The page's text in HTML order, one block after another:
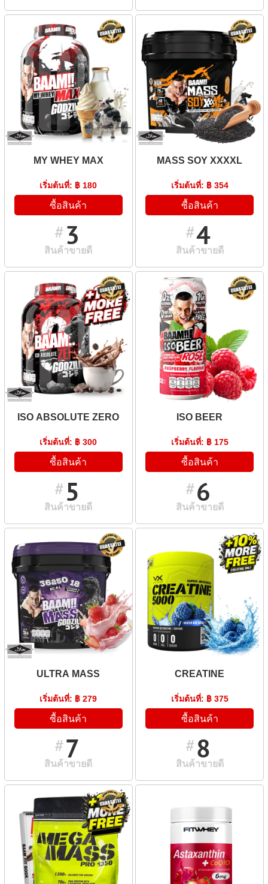
MY WHEY MAX
เริ่มต้นที่: ฿ 180
ซื้อสินค้า
#3
สินค้าขายดี
MASS SOY XXXXL
เริ่มต้นที่: ฿ 354
ซื้อสินค้า
#4
สินค้าขายดี
ISO ABSOLUTE ZERO
เริ่มต้นที่: ฿ 300
ซื้อสินค้า
#5
สินค้าขายดี
ISO BEER
เริ่มต้นที่: ฿ 175
ซื้อสินค้า
#6
สินค้าขายดี
ULTRA MASS
เริ่มต้นที่: ฿ 279
ซื้อสินค้า
#7
สินค้าขายดี
CREATINE
เริ่มต้นที่: ฿ 375
ซื้อสินค้า
#8
สินค้าขายดี